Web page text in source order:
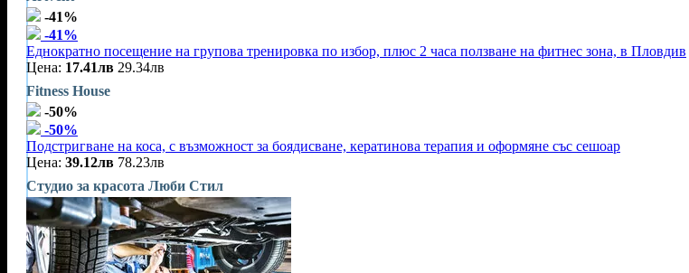
-41%
-41%
Еднократно посещение на групова тренировка по избор, плюс 2 часа ползване на фитнес зона, в Пловдив
Цена: 17.41лв 29.34лв
Fitness House
-50%
-50%
Подстригване на коса, с възможност за боядисване, кератинова терапия и оформяне със сешоар
Цена: 39.12лв 78.23лв
Студио за красота Люби Стил